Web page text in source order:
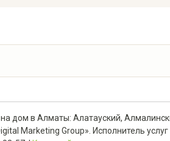
дом в Алматы: Алатауский,
Marketing Group». Исполнитель